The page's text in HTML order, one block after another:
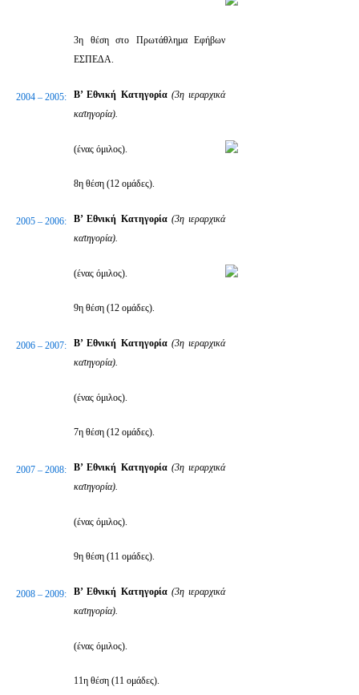
3η θέση στο Πρωτάθλημα Εφήβων
ΕΣΠΕΔΑ.
2004 – 2005: Β’ Εθνική Κατηγορία(3η ιεραρχικά
κατηγορία).
(ένας όμιλος).
8η θέση (12 ομάδες).
2005 – 2006: Β’ Εθνική Κατηγορία(3η ιεραρχικά
κατηγορία).
(ένας όμιλος).
9η θέση (12 ομάδες).
2006 – 2007: Β’ Εθνική Κατηγορία(3η ιεραρχικά
κατηγορία).
(ένας όμιλος).
7η θέση (12 ομάδες).
2007 – 2008: Β’ Εθνική Κατηγορία(3η ιεραρχικά
κατηγορία).
(ένας όμιλος).
9η θέση (11 ομάδες).
2008 – 2009: Β’ Εθνική Κατηγορία(3η ιεραρχικά
κατηγορία).
(ένας όμιλος).
11η θέση (11 ομάδες).